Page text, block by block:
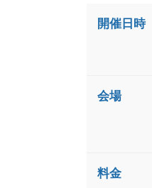
開催日時
会場
料金